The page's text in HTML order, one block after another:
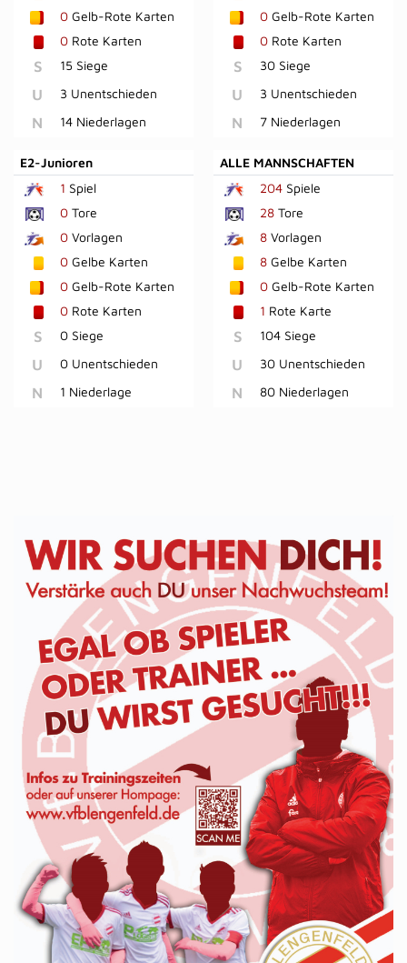
0 Gelb-Rote Karten
0 Rote Karten
S 15 Siege
U 3 Unentschieden
N 14 Niederlagen
0Gelb-Rote Karten
0Rote Karten
S 30 Siege
U 3 Unentschieden
N 7 Niederlagen
E2-Junioren
1 Spiel
0 Tore
0 Vorlagen
0 Gelbe Karten
0 Gelb-Rote Karten
0 Rote Karten
S 0 Siege
U 0 Unentschieden
N 1 Niederlage
ALLE MANNSCHAFTEN
204Spiele
28Tore
8Vorlagen
8Gelbe Karten
0Gelb-Rote Karten
1 Rote Karte
S 104 Siege
U 30 Unentschieden
N 80 Niederlagen